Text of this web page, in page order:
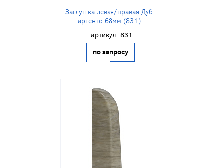
Заглушка левая/правая Дуб
аргенто 68мм (831)
артикул: 831
по запросу